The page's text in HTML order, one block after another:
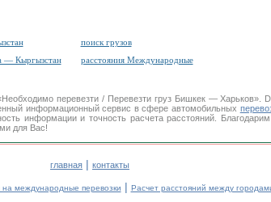
поиск грузов
— Кыргызстан расстояния Международные
перевезти / Перевезти груз Бишкек — Харьков».
информационный сервис в сфере автомобильных
информации и точность расчета расстояний.
для Вас!
главная | контакты
международные перевозки | Расчет расстояний между